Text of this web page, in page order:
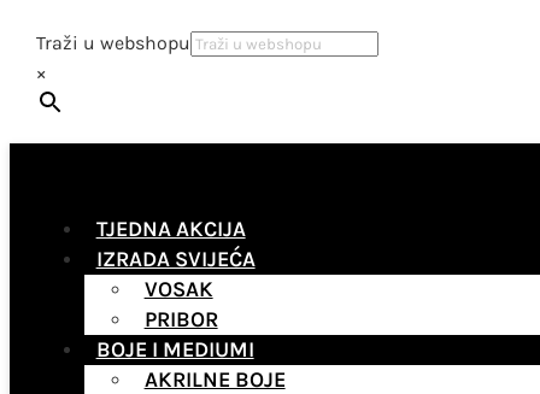
Traži u webshopu
×
TJEDNA AKCIJA
IZRADA SVIJEĆA
VOSAK
PRIBOR
BOJE I MEDIUMI
AKRILNE BOJE